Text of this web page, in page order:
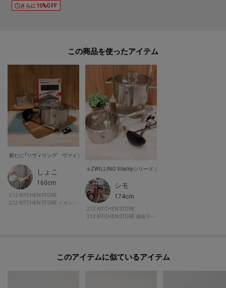
※照明の関係により、実際よりも色味が違って見える場合があります。ま
た、パソコン・スマートフォンなどの環境により、若干製品と画像のカラー
が異なる場合もございます。
【価格改定のお知らせ】
この度2026年6月2日より、原材料費高騰の影響にて価格改定を致します。
何卒ご了承頂きますよう、お願い申し上げます。
また価格改定後、商品タグに記載している価格につきまして、旧価格のもの
が混在している場合がございます。ご了承下さいますよう、重ねてお願い申
し上げます。
さらに10%OFF
この商品を使った
しょこ
160cm
212 KITCHEN STORE
212 KITCHEN STORE イオンモール札幌発寒
シモ
174cm
212 KITCHEN STORE
212 KITCHEN STORE 湘南テラスモール
このアイテムに似ているアイテム